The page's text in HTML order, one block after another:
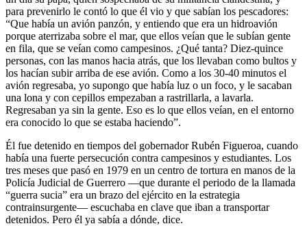
para prevenirlo le contó lo que él vio y que sabían los pescadores:
“Que había un avión panzón, y entiendo que era un hidroavión
porque aterrizaba sobre el mar, que ellos veían que le subían gente
en fila, que se veían como campesinos. ¿Qué tanta? Diez-quince
personas, con las manos hacia atrás, que los llevaban como bultos y
los hacían subir arriba de ese avión. Como a los 30-40 minutos el
avión regresaba, yo supongo que había luz o un foco, y le sacaban
una lona y con cepillos empezaban a rastrillarla, a lavarla.
Regresaban ya sin la gente. Eso es lo que ellos veían, en el entorno
era conocido lo que se estaba haciendo”.
Él fue detenido en tiempos del gobernador Rubén Figueroa, cuando
había una fuerte persecución contra campesinos y estudiantes. Los
tres meses que pasó en 1979 en un centro de tortura en manos de la
Policía Judicial de Guerrero —que durante el periodo de la llamada
“guerra sucia” era un brazo del ejército en la estrategia
contrainsurgente— escuchaba en clave que iban a transportar
detenidos. Pero él ya sabía a dónde, dice.